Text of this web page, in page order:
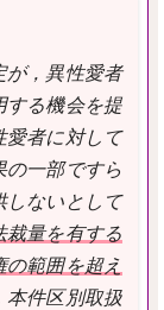
が，異性愛者
する機会を提
愛者に対して
一部ですら
しないとして
裁量を有する
の範囲を超え
本件区別取扱